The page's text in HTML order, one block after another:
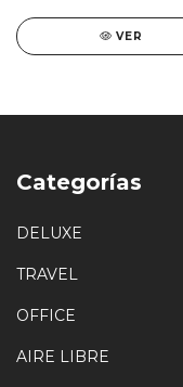
VER
Categorías
DELUXE
TRAVEL
OFFICE
AIRE LIBRE